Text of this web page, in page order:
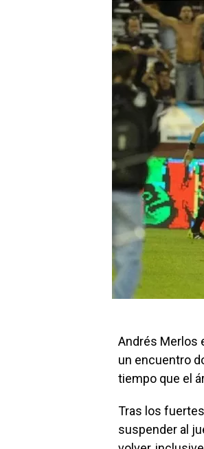
Andrés Merlos
un encuentro
tiempo que el
Tras los
suspender al